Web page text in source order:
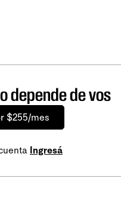
depende de vos
$255/mes
Ingresá